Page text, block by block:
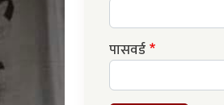
पासवर्ड